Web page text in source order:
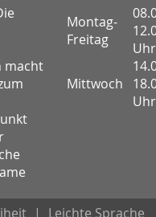
macht
Montag-
Freitag
Uhr
Mittwoch
Uhr
| Leichte Sprache